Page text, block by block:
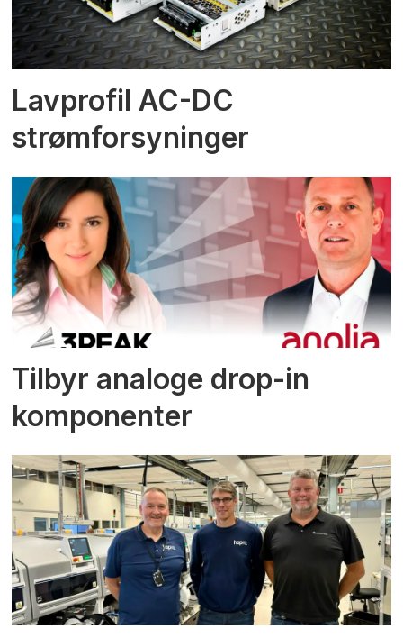
Lavprofil AC-DC
strømforsyninger
Tilbyr analoge drop-in
komponenter